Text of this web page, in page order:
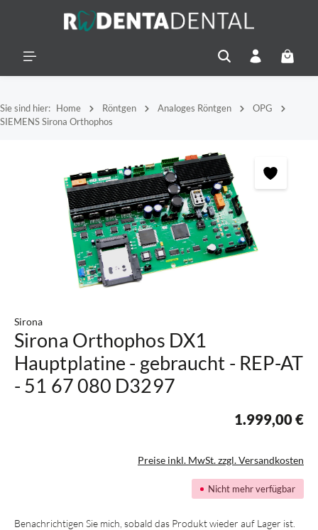
Sie sind hier: Home Röntgen Analoges Röntgen
OPG
SIEMENS Sirona Orthophos
Sirona
Sirona Orthophos DX1
Hauptplatine - gebraucht - REP-AT
- 51 67 080 D3297
1.999,00 €
Preise inkl. MwSt. zzgl. Versandkosten
Nicht mehr verfügbar
Benachrichtigen Sie mich, sobald das Produkt wieder auf Lager ist.